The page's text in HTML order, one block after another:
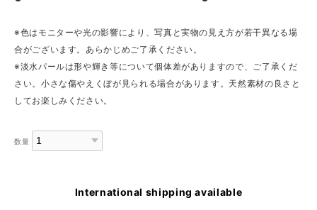
※色はモニターや光の影響により、写真と実物の見え方が若干異なる場
合がございます。あらかじめご了承ください。
※淡水パールは形や輝き等について個体差がありますので、ご了承くだ
さい。小さな傷やえくぼが見られる場合があります。天然素材の良さと
してお楽しみください。
数量
International shipping available